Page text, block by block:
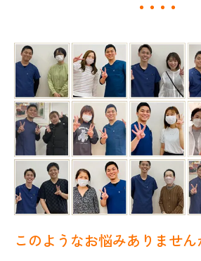
このようなお悩みありません